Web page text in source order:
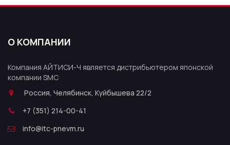
О КОМПАНИИ
Компания АЙТИСИ-Ч является дистрибьютером японской
компании SMC
Россия, Челябинск, Куйбышева 22/2
+7 (351) 214-00-41
info@itc-pnevm.ru